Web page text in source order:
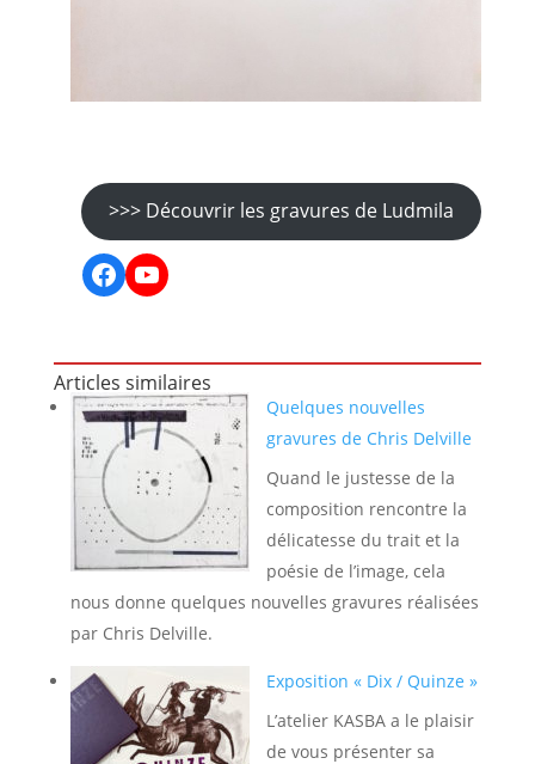
>>> Découvrir les gravures de Ludmila
Facebook
YouTube
Articles similaires
Quelques nouvelles
gravures de Chris Delville
Quand le justesse de la
composition rencontre la
délicatesse du trait et la
poésie de l’image, cela
nous donne quelques nouvelles gravures réalisées
par Chris Delville.
Exposition « Dix / Quinze »
L’atelier KASBA a le plaisir
de vous présenter sa